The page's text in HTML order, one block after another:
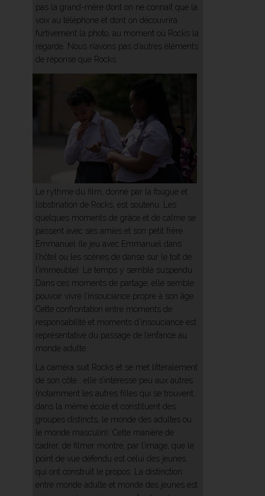
pas la grand-mère dont on ne connait que la
voix au téléphone et dont on découvrira
furtivement la photo, au moment où Rocks la
regarde. Nous n’avons pas d’autres éléments
de réponse que Rocks.
Le rythme du film, donné par la fougue et
l’obstination de Rocks, est soutenu. Les
quelques moments de grâce et de calme se
passent avec ses amies et son petit frère
Emmanuel (le jeu avec Emmanuel dans
l’hôtel ou les scènes de danse sur le toit de
l’immeuble). Le temps y semble suspendu.
Dans ces moments de partage, elle semble
pouvoir vivre l’insouciance propre à son âge.
Cette confrontation entre moments de
responsabilité et moments d’insouciance est
représentative du passage de l’enfance au
monde adulte.
La caméra suit Rocks et se met littéralement
de son côté ; elle s’intéresse peu aux autres
(notamment les autres filles qui se trouvent
dans la même école et constituent des
groupes distincts, le monde des adultes ou
le monde masculin). Cette manière de
cadrer, de filmer montre, par l’image, que le
point de vue défendu est celui des jeunes,
qui ont construit le propos. La distinction
entre monde adulte et monde des jeunes est